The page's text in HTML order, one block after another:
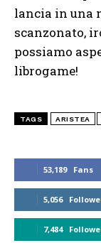
53,189 Fans
5,056
7,484
lancia in una
scanzonato,
possiamo
librogame!
TAGS ARISTEA